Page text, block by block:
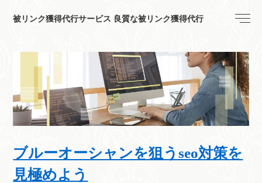
被リンク獲得代行サービス 良質な被リンク獲得代行
ブルーオーシャンを狙うseo対策を
見極めよう